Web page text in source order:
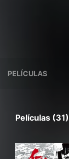
PELÍCULAS
Películas (31)